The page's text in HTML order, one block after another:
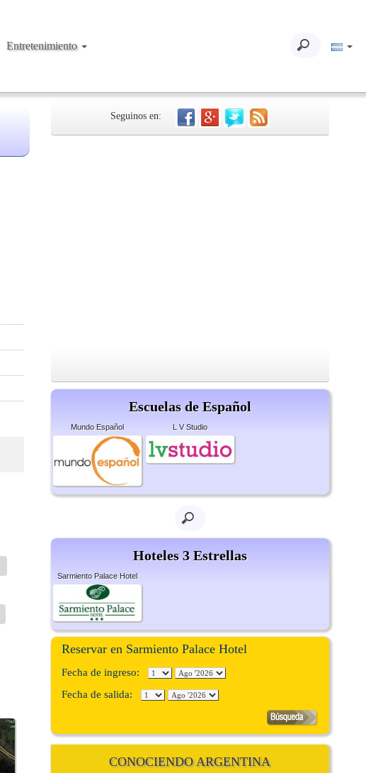
Entretenimiento
Seguinos en:
Escuelas de Español
Mundo Español L V Studio
Hoteles 3 Estrellas
Sarmiento Palace Hotel
Reservar en Sarmiento Palace Hotel
Fecha de ingreso:
Fecha de salida:
CONOCIENDO ARGENTINA